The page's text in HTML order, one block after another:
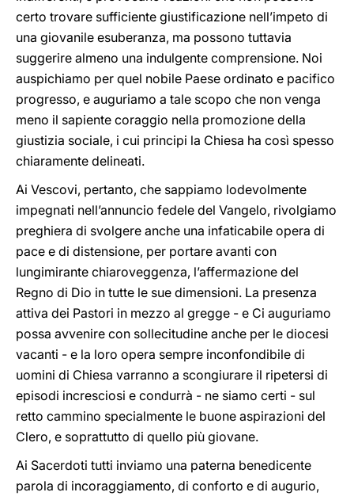
certo trovare sufficiente giustificazione nell’impeto di
una giovanile esuberanza, ma possono tuttavia
suggerire almeno una indulgente comprensione. Noi
auspichiamo per quel nobile Paese ordinato e pacifico
progresso, e auguriamo a tale scopo che non venga
meno il sapiente coraggio nella promozione della
giustizia sociale, i cui principi la Chiesa ha così spesso
chiaramente delineati.
Ai Vescovi, pertanto, che sappiamo lodevolmente
impegnati nell’annuncio fedele del Vangelo, rivolgiamo
preghiera di svolgere anche una infaticabile opera di
pace e di distensione, per portare avanti con
lungimirante chiaroveggenza, l’affermazione del
Regno di Dio in tutte le sue dimensioni. La presenza
attiva dei Pastori in mezzo al gregge - e Ci auguriamo
possa avvenire con sollecitudine anche per le diocesi
vacanti - e la loro opera sempre inconfondibile di
uomini di Chiesa varranno a scongiurare il ripetersi di
episodi incresciosi e condurrà - ne siamo certi - sul
retto cammino specialmente le buone aspirazioni del
Clero, e soprattutto di quello più giovane.
Ai Sacerdoti tutti inviamo una paterna benedicente
parola di incoraggiamento, di conforto e di augurio,